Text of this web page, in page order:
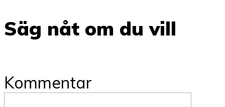
Säg nåt om du vill
Kommentar